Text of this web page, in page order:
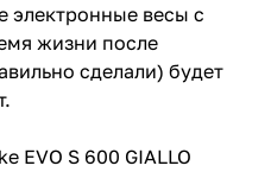
электронные весы с
жизни после
сделали) будет
EVO S 600 GIALLO